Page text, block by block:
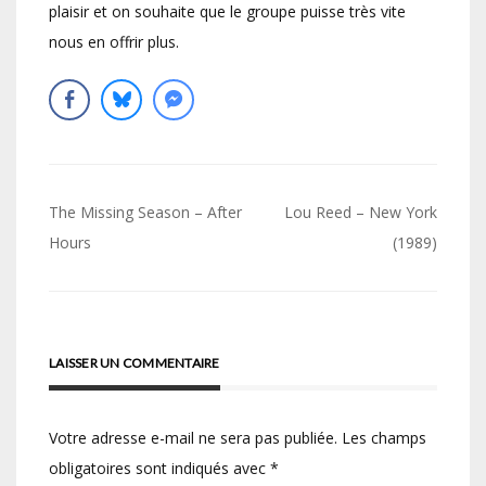
plaisir et on souhaite que le groupe puisse très vite
nous en offrir plus.
Navigation
de
The Missing Season – After
Hours
Lou Reed – New York
(1989)
LAISSER UN COMMENTAIRE
Votre adresse e-mail ne sera pas publiée. Les champs
obligatoires sont indiqués avec *